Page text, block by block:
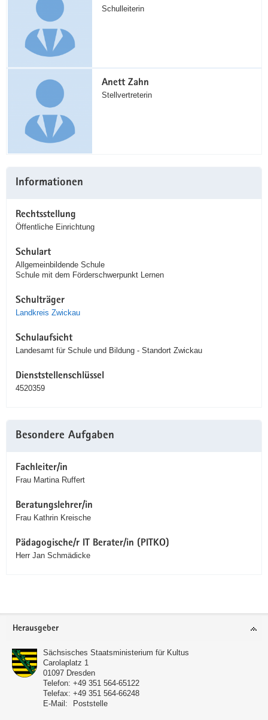
Schulleiterin
Anett Zahn
Stellvertreterin
Informationen
Rechtsstellung
Öffentliche Einrichtung
Schulart
Allgemeinbildende Schule
Schule mit dem Förderschwerpunkt Lernen
Schulträger
Landkreis Zwickau
Schulaufsicht
Landesamt für Schule und Bildung - Standort Zwickau
Dienststellenschlüssel
4520359
Besondere Aufgaben
Fachleiter/in
Frau Martina Ruffert
Beratungslehrer/in
Frau Kathrin Kreische
Pädagogische/r IT Berater/in (PITKO)
Herr Jan Schmädicke
Service
Herausgeber
Sächsisches Staatsministerium für Kultus
Carolaplatz 1
01097 Dresden
Telefon: +49 351 564-65122
Telefax: +49 351 564-66248
E-Mail:
Poststelle